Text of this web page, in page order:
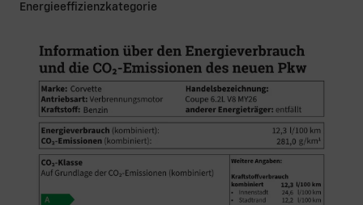
Energieeffizienzkategorie